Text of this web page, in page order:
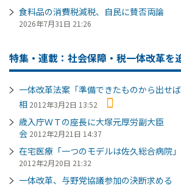
食料品の消費税減税、自民に賛否両論
2026年7月31日 21:26
特集・連載：社会保障・税一体改革を
一体改革法案「準備できたものから出
相 2012年3月2日 13:52
歳入庁ＷＴの座長に大塚元厚労副大臣
会 2012年2月21日 14:37
在宅医療「一つのモデルは佐久総合病院
2012年2月20日 21:32
一体改革、与野党協議参加の決断求め